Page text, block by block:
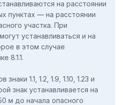
на расстоянии
пунктах — на расстоянии
участка. При
устанавливаться и на
в этом случае
8.1.1.
1.1, 1.2, 1.9, 1.10, 1.23 и
знак устанавливается на
м до начала опасного